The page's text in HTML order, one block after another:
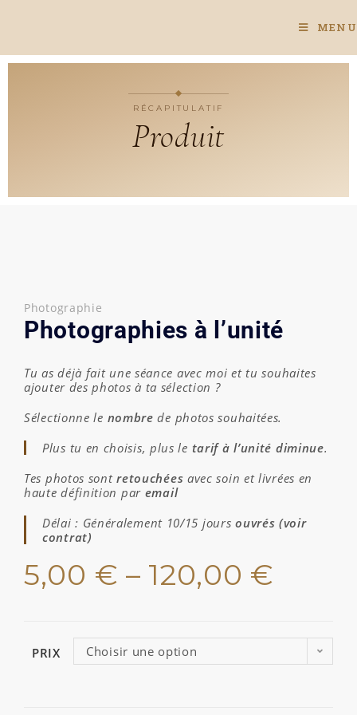
MENU
RÉCAPITULATIF
Produit
Photographie
Photographies à l’unité
Tu as déjà fait une séance avec moi et tu souhaites
ajouter des photos à ta sélection ?
Sélectionne le nombre de photos souhaitées.
Plus tu en choisis, plus le tarif à l’unité diminue.
Tes photos sontretouchées avec soin et livrées en
haute définition par email
Délai : Généralement 10/15 joursouvrés (voir
contrat)
5,00 € – 120,00 €
PRIX Choisir une option